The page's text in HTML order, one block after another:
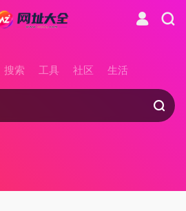
搜索 工具 社区 生活